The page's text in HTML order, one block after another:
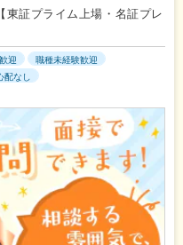
東証プライム上場・名証プレ
迎
職種未経験歓迎
なし